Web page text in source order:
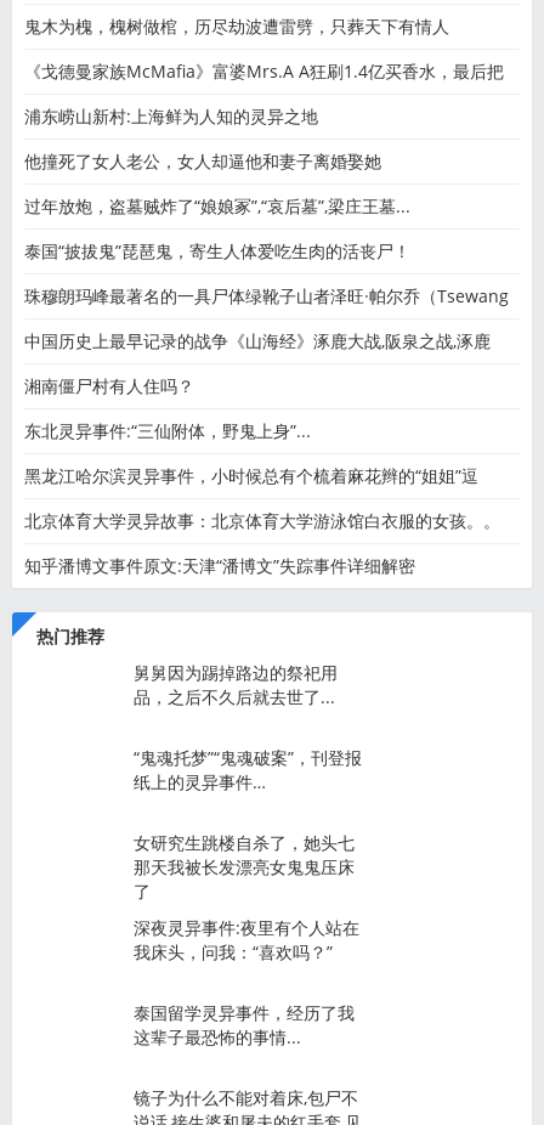
鬼木为槐，槐树做棺，历尽劫波遭雷劈，只葬天下有情人
《戈德曼家族McMafia》富婆Mrs.A A狂刷1.4亿买香水，最后把
老公刷
浦东崂山新村:上海鲜为人知的灵异之地
他撞死了女人老公，女人却逼他和妻子离婚娶她
过年放炮，盗墓贼炸了“娘娘冢”,“哀后墓”,梁庄王墓...
泰国“披拔鬼”琵琶鬼，寄生人体爱吃生肉的活丧尸！
珠穆朗玛峰最著名的一具尸体绿靴子山者泽旺·帕尔乔（Tsewang
中国历史上最早记录的战争《山海经》涿鹿大战,阪泉之战,涿鹿
湘南僵尸村有人住吗？
东北灵异事件:“三仙附体，野鬼上身”...
黑龙江哈尔滨灵异事件，小时候总有个梳着麻花辫的“姐姐”逗
北京体育大学灵异故事：北京体育大学游泳馆白衣服的女孩。。
知乎潘博文事件原文:天津“潘博文”失踪事件详细解密
热门推荐
舅舅因为踢掉路边的祭祀用
品，之后不久后就去世了...
“鬼魂托梦”“鬼魂破案”，刊登报
纸上的灵异事件…
女研究生跳楼自杀了，她头七
那天我被长发漂亮女鬼鬼压床
了
深夜灵异事件:夜里有个人站在
我床头，问我：“喜欢吗？”
泰国留学灵异事件，经历了我
这辈子最恐怖的事情...
镜子为什么不能对着床,包尸不